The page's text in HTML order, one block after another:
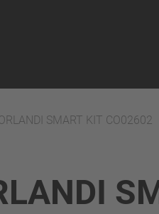
SMART KIT CO02602